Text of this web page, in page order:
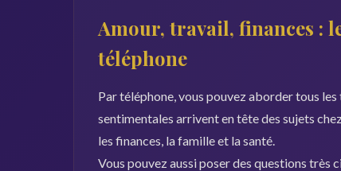
Amour, travail, finances :
téléphone
Par téléphone, vous pouvez aborder tous
sentimentales arrivent en tête des sujets
les finances, la famille et la santé.
Vous pouvez aussi poser des questions